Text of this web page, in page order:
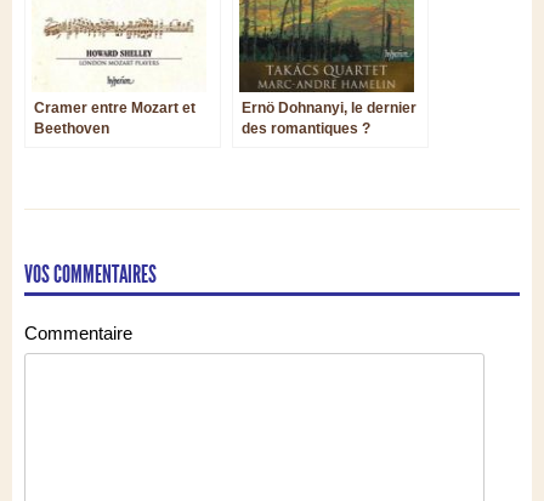
Cramer entre Mozart et
Beethoven
Ernö Dohnanyi, le dernier
des romantiques ?
VOS COMMENTAIRES
Commentaire